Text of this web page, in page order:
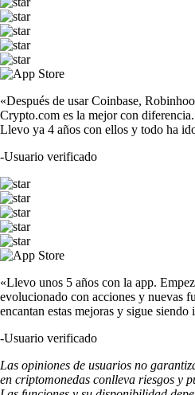
«Después de usar Coinbase,
Crypto.com es la mejor con
Llevo ya 4 años con ellos y todo ha
-Usuario verificado
«Llevo unos 5 años con la app.
evolucionado con acciones y nuevas
encantan estas mejoras y sigue
-Usuario verificado
Las opiniones de usuarios no
en criptomonedas conlleva riesgos y